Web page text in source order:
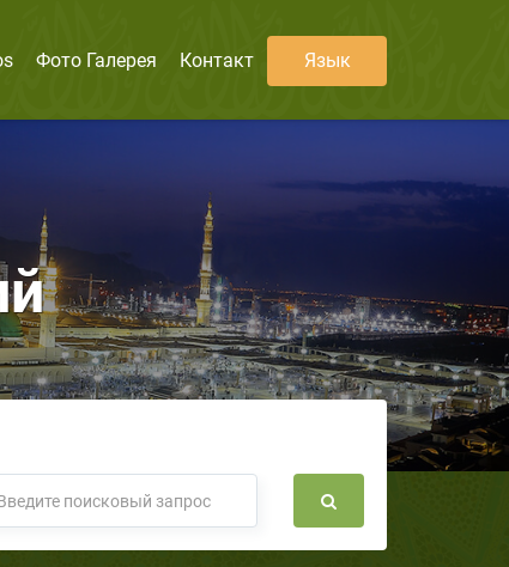
Фото Галерея Контакт Язык